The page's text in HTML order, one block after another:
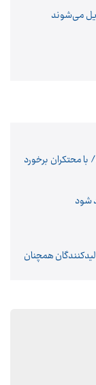
می‌شوند
با محتکران برخورد
شود
همچنان